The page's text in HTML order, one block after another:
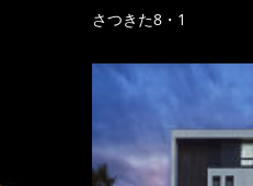
さつきた8・1